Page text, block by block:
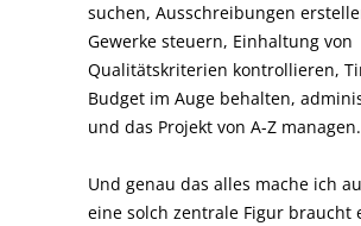
suchen, Ausschreibungen
Gewerke steuern, Einhaltung von
Qualitätskriterien kontrollieren,
Budget im Auge behalten,
und das Projekt von A-Z managen.
Und genau das alles mache ich
eine solch zentrale Figur braucht